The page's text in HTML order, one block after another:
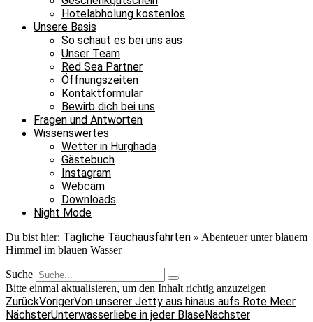
Hotelabholung kostenlos
Unsere Basis
So schaut es bei uns aus
Unser Team
Red Sea Partner
Öffnungszeiten
Kontaktformular
Bewirb dich bei uns
Fragen und Antworten
Wissenswertes
Wetter in Hurghada
Gästebuch
Instagram
Webcam
Downloads
Night Mode
Du bist hier: Tägliche Tauchausfahrten » Abenteuer unter blauem
Himmel im blauen Wasser
Suche
Bitte einmal aktualisieren, um den Inhalt richtig anzuzeigen
ZurückVorigerVon unserer Jetty aus hinaus aufs Rote Meer
NächsterUnterwasserliebe in jeder BlaseNächster